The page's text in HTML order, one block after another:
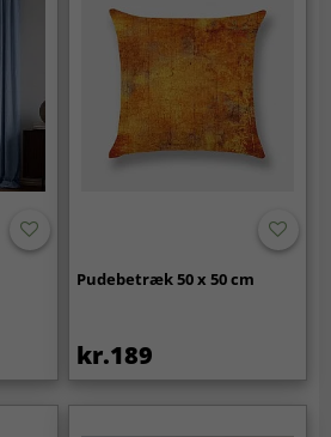
Pudebetræk 50 x 50 cm
kr.189